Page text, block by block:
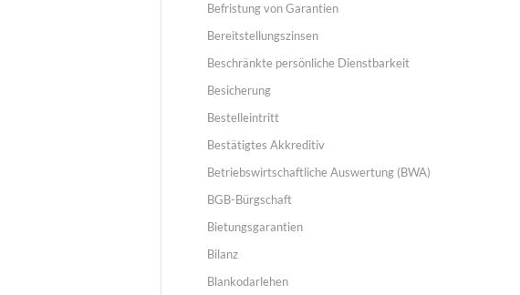
Befristung von Garantien
Bereitstellungszinsen
Beschränkte persönliche Dienstbarkeit
Besicherung
Bestelleintritt
Bestätigtes Akkreditiv
Betriebswirtschaftliche Auswertung (BWA)
BGB-Bürgschaft
Bietungsgarantien
Bilanz
Blankodarlehen